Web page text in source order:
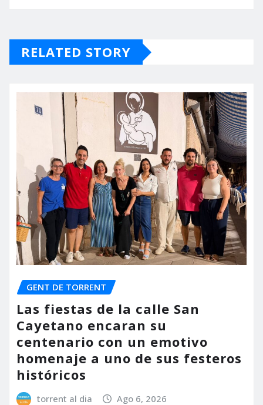
RELATED STORY
GENT DE TORRENT
Las fiestas de la calle San
Cayetano encaran su
centenario con un emotivo
homenaje a uno de sus festeros
históricos
torrent al dia Ago 6, 2026